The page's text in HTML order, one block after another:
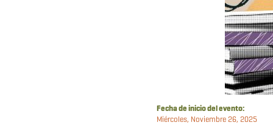
Fecha de inicio del evento:
Miércoles, Noviembre 26, 2025